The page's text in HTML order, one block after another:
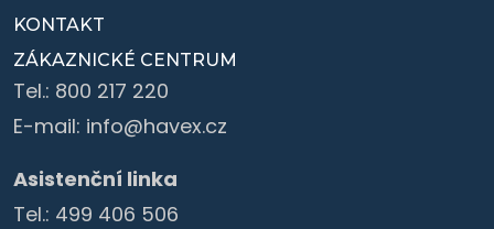
KONTAKT
ZÁKAZNICKÉ CENTRUM
Tel.: 800 217 220
E-mail: info@havex.cz
Asistenční linka
Tel.: 499 406 506